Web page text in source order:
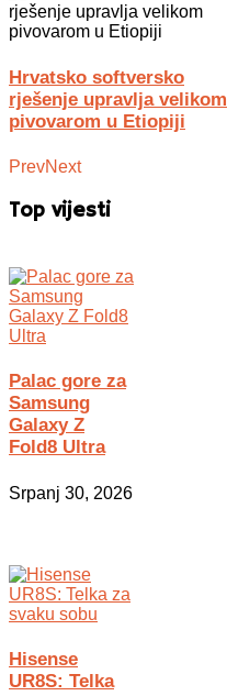
Hrvatsko softversko
rješenje upravlja velikom
pivovarom u Etiopiji
PrevNext
Top vijesti
Palac gore za
Samsung
Galaxy Z
Fold8 Ultra
Srpanj 30, 2026
Hisense
UR8S: Telka